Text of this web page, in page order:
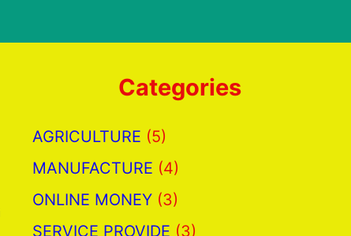
Categories
AGRICULTURE (5)
MANUFACTURE (4)
ONLINE MONEY (3)
SERVICE PROVIDE (3)